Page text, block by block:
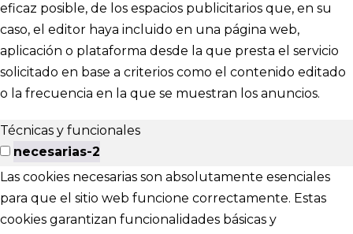
eficaz posible, de los espacios publicitarios que, en su
caso, el editor haya incluido en una página web,
aplicación o plataforma desde la que presta el servicio
solicitado en base a criterios como el contenido editado
o la frecuencia en la que se muestran los anuncios.
Técnicas y funcionales
necesarias-2
Las cookies necesarias son absolutamente esenciales
para que el sitio web funcione correctamente. Estas
cookies garantizan funcionalidades básicas y